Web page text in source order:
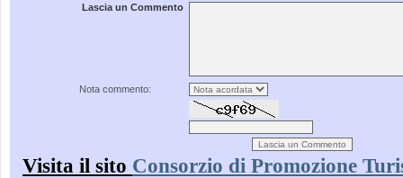
Lascia un Commento
Nota commento:
Visita il sito Consorzio di Promozione